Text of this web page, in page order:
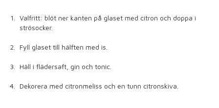
Valfritt: blöt ner kanten på glaset med citron och doppa i
strösocker.
Fyll glaset till hälften med is.
Häll i flädersaft, gin och tonic.
Dekorera med citronmeliss och en tunn citronskiva.